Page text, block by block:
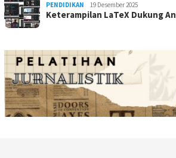
PENDIDIKAN 19 Desember 2025
Keterampilan LaTeX Dukung